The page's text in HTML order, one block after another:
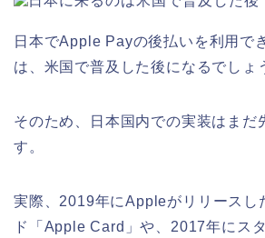
日本でApple Payの後払いを利用で
は、米国で普及した後になるでしょ
そのため、日本国内での実装はまだ
す。
実際、2019年にAppleがリリースし
ド「Apple Card」や、2017年にス